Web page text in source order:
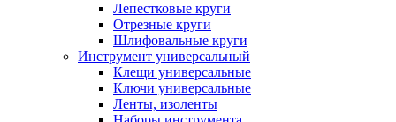
Лепестковые круги
Отрезные круги
Шлифовальные круги
Инструмент универсальный
Клещи универсальные
Ключи универсальные
Ленты, изоленты